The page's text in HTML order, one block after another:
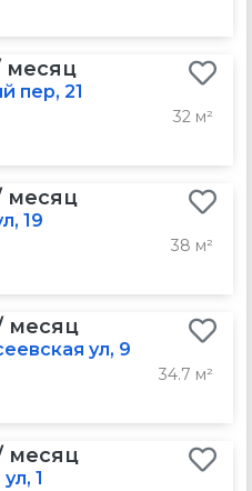
месяц
пер, 21
32 м²
месяц
19
38 м²
месяц
ул, 9
34.7 м²
месяц
1